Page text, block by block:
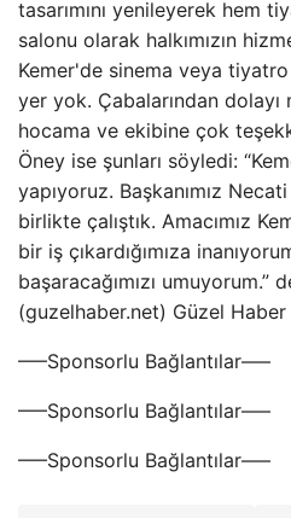
tasarımını yenileyerek hem
salonu olarak halkımızın
Kemer'de sinema veya
yer yok. Çabalarından dolayı
hocama ve ekibine çok
Öney ise şunları söyledi:
yapıyoruz. Başkanımız
birlikte çalıştık. Amacımız
bir iş çıkardığımıza
başaracağımızı umuyorum.”
(guzelhaber.net) Güzel Haber
—–Sponsorlu Bağlantılar—–
—–Sponsorlu Bağlantılar—–
—–Sponsorlu Bağlantılar—–